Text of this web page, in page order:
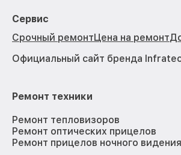
Сервис
Срочный ремонтЦена на ремонт
Официальный сайт бренда
Ремонт техники
Ремонт тепловизоров
Ремонт оптических прицелов
Ремонт прицелов ночного видения